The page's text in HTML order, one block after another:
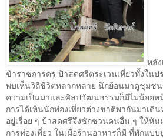
หลั
ข้าราชการครู ป้าสดศรีตระเวนเที่ยวทั้งในป
พบเห็นวิถีชีวิตหลากหลาย นึกย้อนมาดูชุมชน
ความเป็นมาและศิลปวัฒนธรรมก็มีไม่น้อย
การได้เห็นนักท่องเที่ยวต่างชาติพากันมาเดิ
อยู่เรื่อย ๆ ป้าสดศรีจึงชักชวนคนอื่น ๆ ให้หัน
การท่องเที่ยว ในเมื่อร้านอาหารก็มี ที่พักแบ